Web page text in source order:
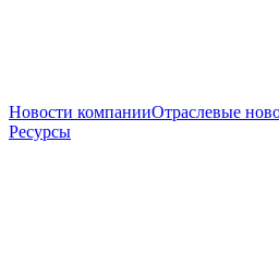
Новости компанииОтраслевые
Ресурсы